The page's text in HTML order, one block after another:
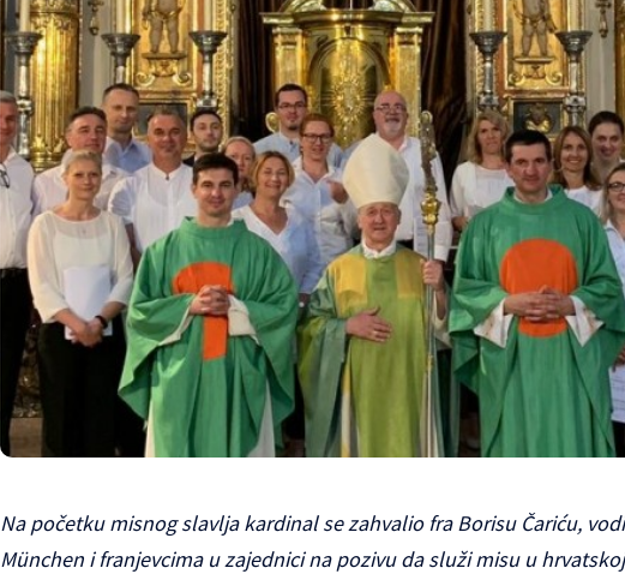
Na početku misnog slavlja kardinal se zahvalio fra Borisu Čariću,
München i franjevcima u zajednici na pozivu da služi misu u